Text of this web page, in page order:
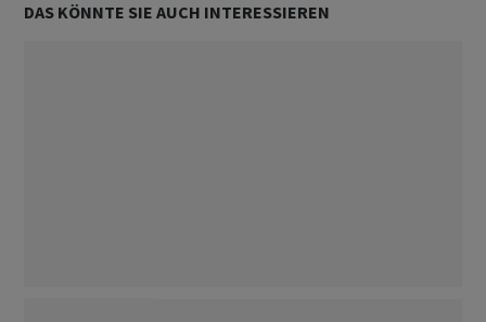
DAS KÖNNTE SIE AUCH INTERESSIEREN